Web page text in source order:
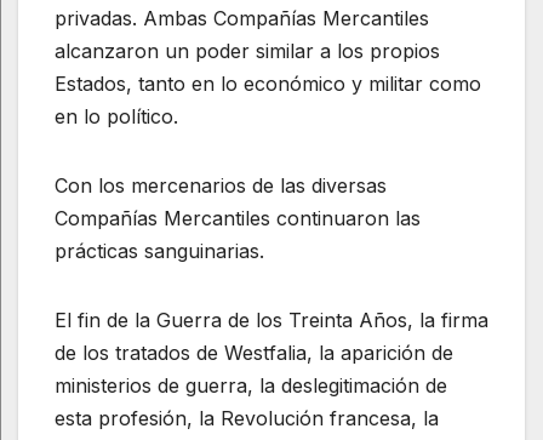
privadas. Ambas Compañías Mercantiles
alcanzaron un poder similar a los propios
Estados, tanto en lo económico y militar como
en lo político.
Con los mercenarios de las diversas
Compañías Mercantiles continuaron las
prácticas sanguinarias.
El fin de la Guerra de los Treinta Años, la firma
de los tratados de Westfalia, la aparición de
ministerios de guerra, la deslegitimación de
esta profesión, la Revolución francesa, la